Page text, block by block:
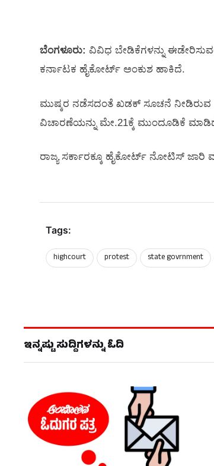
ಬೆಂಗಳೂರು: ವಿವಿಧ ಬೇಡಿಕೆಗಳನ್ನು
ಕರ್ನಾಟಕ ಹೈಕೋರ್ಟ್ ಅಂಕುಶ ಹಾಕಿದೆ.
ಮುಷ್ಕರ ನಡೆಸದಂತೆ ಖಡಕ್‌ ಸೂಚನೆ ನೀಡಿರುವ
ವಿಚಾರಣೆಯನ್ನು ಮೇ.21ಕ್ಕೆ ಮುಂದೂಡಿಕೆ
ರಾಜ್ಯ ಸರ್ಕಾರಕ್ಕೂ ಹೈಕೋರ್ಟ್‌ ನೋಟಿಸ್‌
Tags:
highcourt protest state govrnment
ಇನ್ನಷ್ಟು ಸುದ್ದಿಗಳನ್ನು ಓದಿ